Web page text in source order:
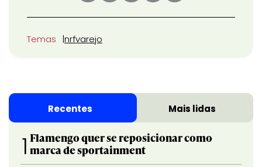
Temas nrfvarejo
Recentes Mais lidas
1 Flamengo quer se reposicionar como
marca de sportainment